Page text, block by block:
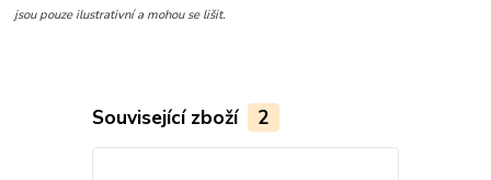
jsou pouze ilustrativní a mohou se lišit.
Související zboží 2